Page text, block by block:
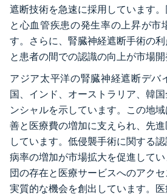
遮断技術を急速に採用しています
と心血管疾患の発生率の上昇が市
す。さらに、腎臓神経遮断手術の
と患者の間での認識の向上が市場開
アジア太平洋の腎臓神経遮断デバ
国、インド、オーストラリア、韓
ンシャルを示しています。この地
善と医療費の増加に支えられ、先
しています。低侵襲手術に関する
病率の増加が市場拡大を促進して
団の存在と医療サービスへのアク
実質的な機会を創出しています。